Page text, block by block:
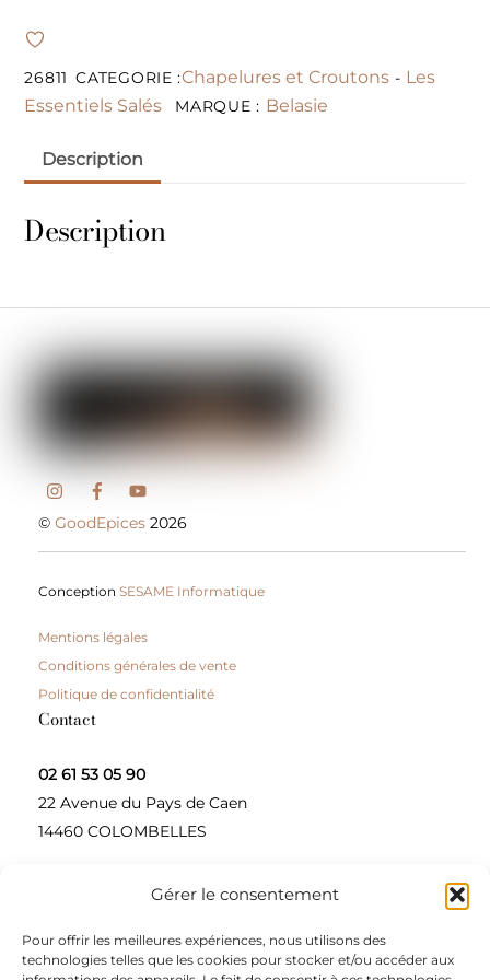
Gérer le consentement
Pour offrir les meilleures expériences, nous utilisons des
technologies telles que les cookies pour stocker et/ou accéder aux
26811 CATEGORIE :Chapelures et Croutons - Les
Essentiels Salés
MARQUE : Belasie
Description
Description
©GoodEpices 2026
ConceptionSESAME Informatique
Mentions légales
Conditions générales de vente
Politique de confidentialité
Contact
02 61 53 05 90
22 Avenue du Pays de Caen
14460 COLOMBELLES
Contactez-nous
A propos